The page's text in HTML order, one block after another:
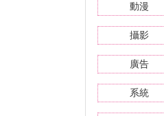
動漫
攝影
廣告
系統